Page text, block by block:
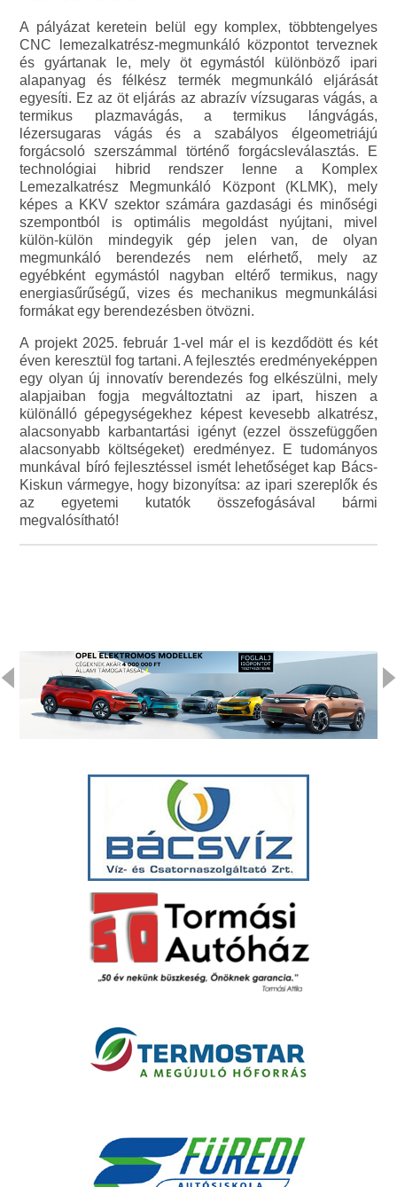
A pályázat keretein belül egy komplex, többtengelyes
CNC lemezalkatrész-megmunkáló központot terveznek
és gyártanak le, mely öt egymástól különböző ipari
alapanyag és félkész termék megmunkáló eljárását
egyesíti. Ez az öt eljárás az abrazív vízsugaras vágás, a
termikus plazmavágás, a termikus lángvágás,
lézersugaras vágás és a szabályos élgeometriájú
forgácsoló szerszámmal történő forgácsleválasztás. E
technológiai hibrid rendszer lenne a Komplex
Lemezalkatrész Megmunkáló Központ (KLMK), mely
képes a KKV szektor számára gazdasági és minőségi
szempontból is optimális megoldást nyújtani, mivel
külön-külön mindegyik gép jelen van, de olyan
megmunkáló berendezés nem elérhető, mely az
egyébként egymástól nagyban eltérő termikus, nagy
energiasűrűségű, vizes és mechanikus megmunkálási
formákat egy berendezésben ötvözni.
A projekt 2025. február 1-vel már el is kezdődött és két
éven keresztül fog tartani. A fejlesztés eredményeképpen
egy olyan új innovatív berendezés fog elkészülni, mely
alapjaiban fogja megváltoztatni az ipart, hiszen a
különálló gépegységekhez képest kevesebb alkatrész,
alacsonyabb karbantartási igényt (ezzel összefüggően
alacsonyabb költségeket) eredményez. E tudományos
munkával bíró fejlesztéssel ismét lehetőséget kap Bács-
Kiskun vármegye, hogy bizonyítsa: az ipari szereplők és
az egyetemi kutatók összefogásával bármi
megvalósítható!